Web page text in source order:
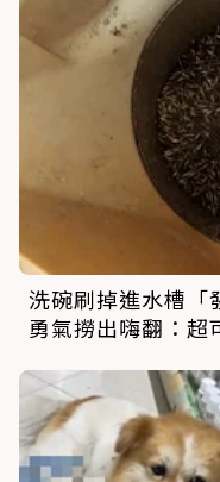
洗碗刷掉進水槽「
勇氣撈出嗨翻：超